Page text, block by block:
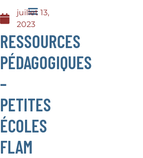
juillet 13,
2023
RESSOURCES
PÉDAGOGIQUES
–
PETITES
ÉCOLES
FLAM